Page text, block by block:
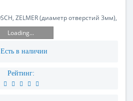
Loading...
Есть в наличии
Рейтинг: